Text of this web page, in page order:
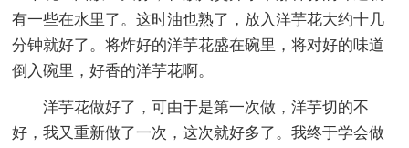
有一些在水里了。这时油也熟了，放入洋芋花大约十几
分钟就好了。将炸好的洋芋花盛在碗里，将对好的味道
倒入碗里，好香的洋芋花啊。
洋芋花做好了，可由于是第一次做，洋芋切的不
好，我又重新做了一次，这次就好多了。我终于学会做